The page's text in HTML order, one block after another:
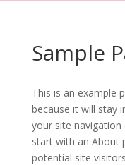
Sample
This is an example
because it will stay
your site
start with an About
potential site